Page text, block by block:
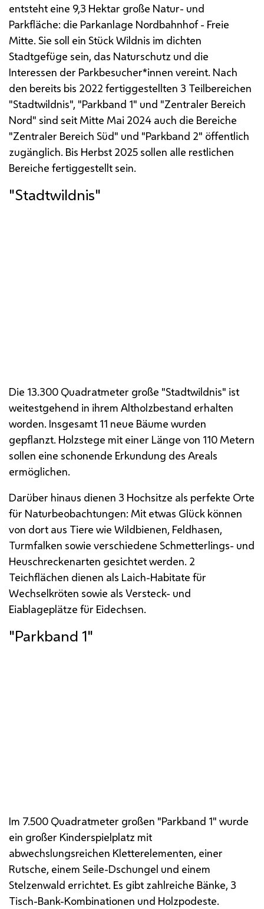
entsteht eine 9,3 Hektar große Natur- und
Parkfläche: die Parkanlage Nordbahnhof - Freie
Mitte. Sie soll ein Stück Wildnis im dichten
Stadtgefüge sein, das Naturschutz und die
Interessen der Parkbesucher*innen vereint. Nach
den bereits bis 2022 fertiggestellten 3 Teilbereichen
"Stadtwildnis", "Parkband 1" und "Zentraler Bereich
Nord" sind seit Mitte Mai 2024 auch die Bereiche
"Zentraler Bereich Süd" und "Parkband 2" öffentlich
zugänglich. Bis Herbst 2025 sollen alle restlichen
Bereiche fertiggestellt sein.
"Stadtwildnis"
Die 13.300 Quadratmeter große "Stadtwildnis" ist
weitestgehend in ihrem Altholzbestand erhalten
worden. Insgesamt 11 neue Bäume wurden
gepflanzt. Holzstege mit einer Länge von 110 Metern
sollen eine schonende Erkundung des Areals
ermöglichen.
Darüber hinaus dienen 3 Hochsitze als perfekte Orte
für Naturbeobachtungen: Mit etwas Glück können
von dort aus Tiere wie Wildbienen, Feldhasen,
Turmfalken sowie verschiedene Schmetterlings- und
Heuschreckenarten gesichtet werden. 2
Teichflächen dienen als Laich-Habitate für
Wechselkröten sowie als Versteck- und
Eiablageplätze für Eidechsen.
"Parkband 1"
Im 7.500 Quadratmeter großen "Parkband 1" wurde
ein großer Kinderspielplatz mit
abwechslungsreichen Kletterelementen, einer
Rutsche, einem Seile-Dschungel und einem
Stelzenwald errichtet. Es gibt zahlreiche Bänke, 3
Tisch-Bank-Kombinationen und Holzpodeste.